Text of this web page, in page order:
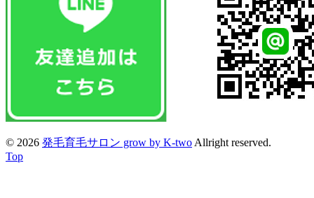
© 2026 発毛育毛サロン grow by K-twoAllright reserved.
Top